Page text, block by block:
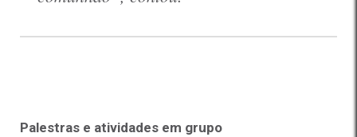
Palestras e atividades em grupo